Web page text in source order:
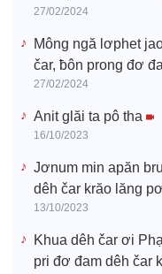
27/02/2024
Mông ngă lơphet
čar, ƀôn prong đơ
27/02/2024
Anit glăi ta pô tha
16/10/2023
Jơnum min apăn
dêh čar krăo lăng
13/10/2023
Khua dêh čar ơi
pri đơ đam dêh čar